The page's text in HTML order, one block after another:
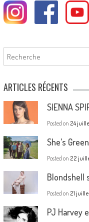
Rechercher
ARTICLES RÉCENTS
SIENNA
Posted on 24
She’s
Posted on 22
Blondshell
Posted on 21
PJ Harvey